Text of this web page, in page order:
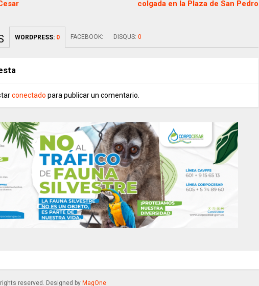
colgada en la Plaza de San Pedro
WORDPRESS: 0 FACEBOOK: DISQUS: 0
conectado para publicar un comentario.
reserved. Designed by MagOne